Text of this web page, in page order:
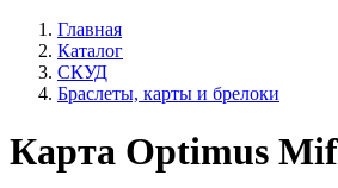
Главная
Каталог
СКУД
Браслеты, карты и брелоки
Карта Optimus